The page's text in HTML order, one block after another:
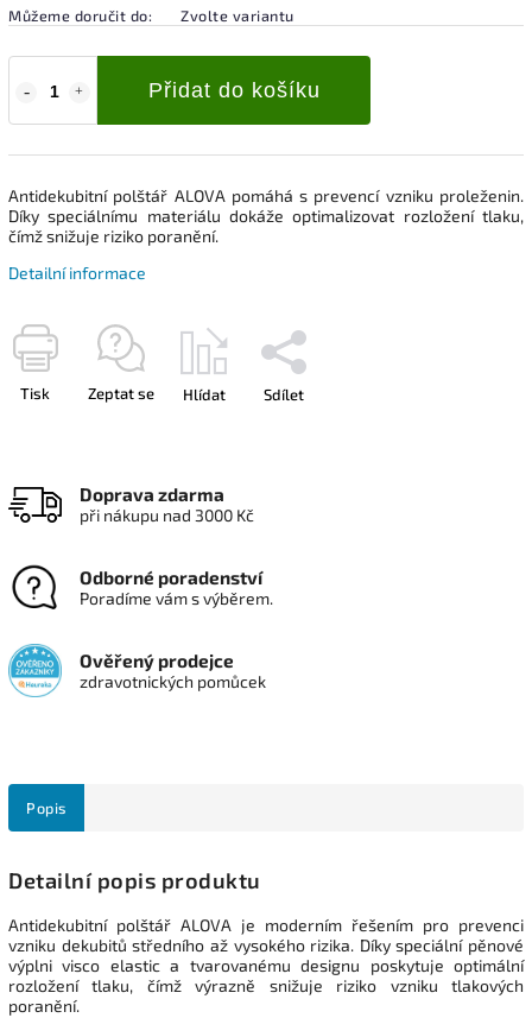
Můžeme doručit do: Zvolte variantu
Přidat do košíku
Antidekubitní polštář ALOVA pomáhá s prevencí vzniku proleženin.
Díky speciálnímu materiálu dokáže optimalizovat rozložení tlaku,
čímž snižuje riziko poranění.
Detailní informace
Tisk Zeptat se Hlídat Sdílet
Doprava zdarma
při nákupu nad 3000 Kč
Odborné poradenství
Poradíme vám s výběrem.
Ověřený prodejce
zdravotnických pomůcek
Popis
Detailní popis produktu
Antidekubitní polštář ALOVA je moderním řešením pro prevenci
vzniku dekubitů středního až vysokého rizika. Díky speciální pěnové
výplni visco elastic a tvarovanému designu poskytuje optimální
rozložení tlaku, čímž výrazně snižuje riziko vzniku tlakových
poranění.